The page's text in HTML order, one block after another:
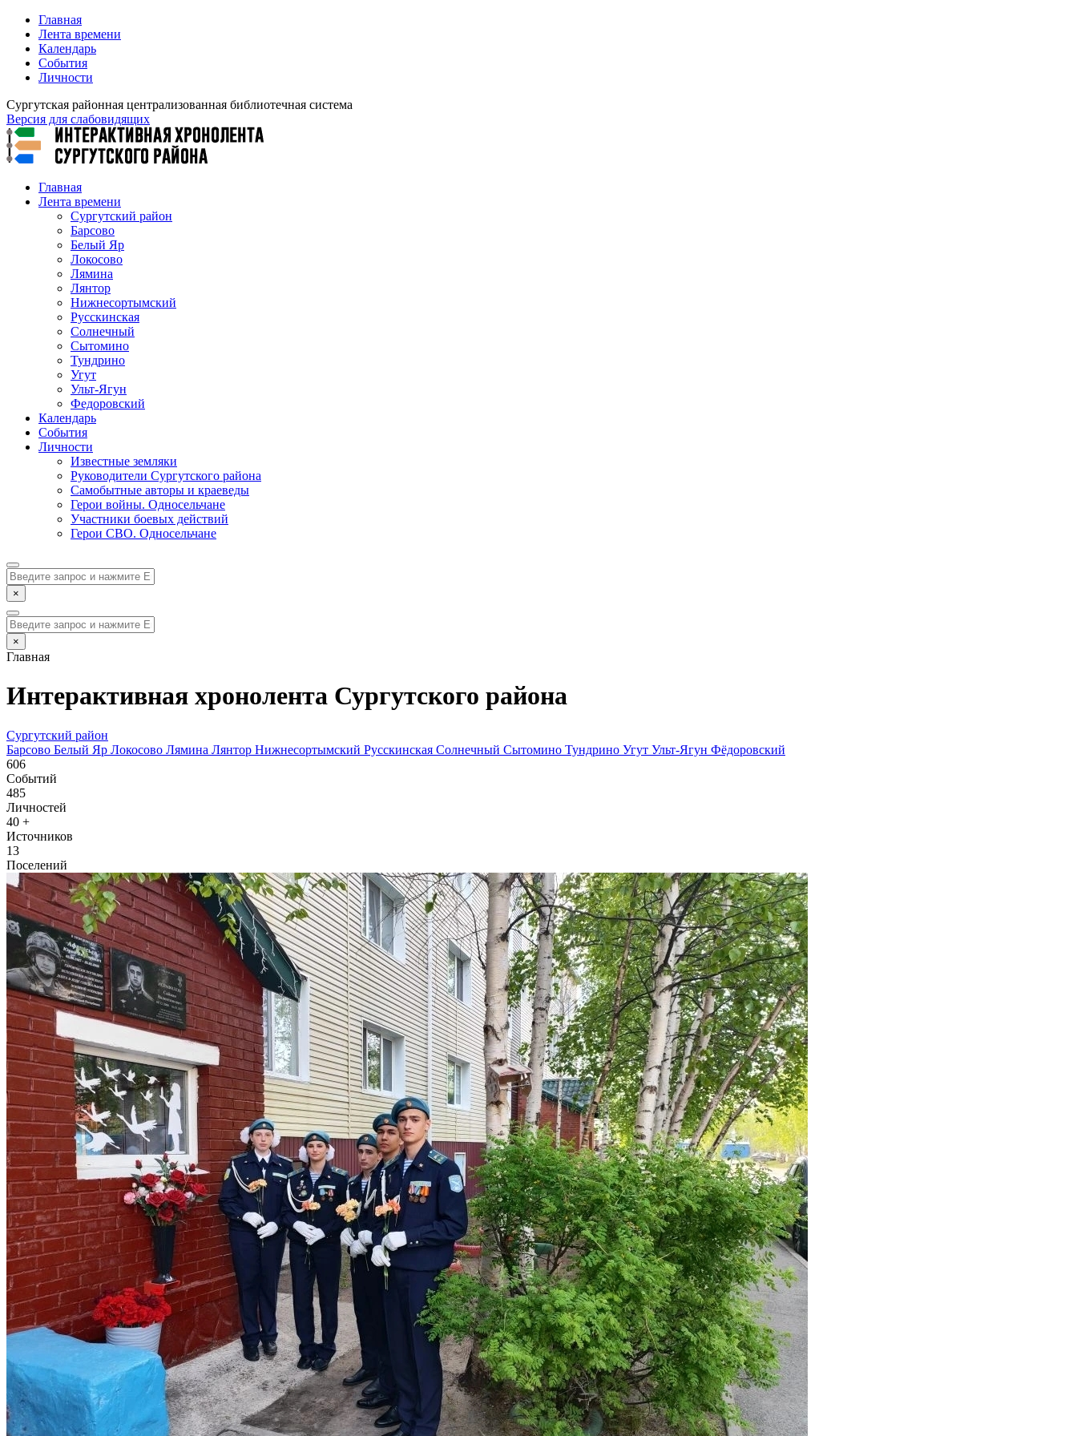
Главная
Лента времени
Календарь
События
Личности
Сургутская районная централизованная библиотечная система
Версия для слабовидящих
Главная
Лента времени
Сургутский район
Барсово
Белый Яр
Локосово
Лямина
Лянтор
Нижнесортымский
Русскинская
Солнечный
Сытомино
Тундрино
Угут
Ульт-Ягун
Федоровский
Календарь
События
Личности
Известные земляки
Руководители Сургутского района
Самобытные авторы и краеведы
Герои войны. Односельчане
Участники боевых действий
Герои СВО. Односельчане
×
×
Главная
Интерактивная хронолента Сургутского района
Сургутский район
Барсово Белый Яр Локосово Лямина Лянтор Нижнесортымский Русскинская Солнечный Сытомино Тундрино Угут Ульт-Ягун Фёдоровский
606
Событий
485
Личностей
40 +
Источников
13
Поселений